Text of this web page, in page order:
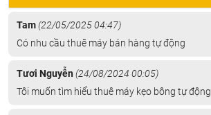
Tam(22/05/2025 04:47)
Có nhu cầu thuê máy bán hàng tự động
Tươi Nguyễn (24/08/2024 00:05)
Tôi muốn tìm hiểu thuê máy kẹo bông tự động